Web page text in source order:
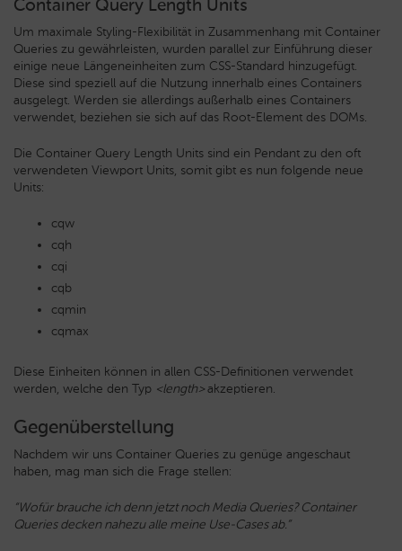
Container Query Length Units
Um maximale Styling-Flexibilität in Zusammenhang mit Container
Queries zu gewährleisten, wurden parallel zur Einführung dieser
einige neue Längeneinheiten zum CSS-Standard hinzugefügt.
Diese sind speziell auf die Nutzung innerhalb eines Containers
ausgelegt. Werden sie allerdings außerhalb eines Containers
verwendet, beziehen sie sich auf das Root-Element des DOMs.
Die Container Query Length Units sind ein Pendant zu den oft
verwendeten Viewport Units, somit gibt es nun folgende neue
Units:
cqw
cqh
cqi
cqb
cqmin
cqmax
Diese Einheiten können in allen CSS-Definitionen verwendet
werden, welche den Typ <length>akzeptieren.
Gegenüberstellung
Nachdem wir uns Container Queries zu genüge angeschaut
haben, mag man sich die Frage stellen:
“Wofür brauche ich denn jetzt noch Media Queries? Container
Queries decken nahezu alle meine Use-Cases ab.”